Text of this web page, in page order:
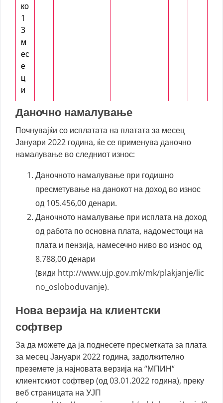
ко
1
3
м
ес
е
ц
и
Даночно намалување
Почнувајќи со исплатата на платата за месец
Јануари 2022 година, ќе се применува даночно
намалување во следниот износ:
Даночното намалување при годишно
пресметување на данокот на доход во износ
од 105.456,00 денари.
Даночното намалување при исплата на доход
од работа по основна плата, надоместоци на
плата и пензија, намесечно ниво во износ од
8.788,00 денари
(види http://www.ujp.gov.mk/mk/plakjanje/lic
no_osloboduvanje).
Нова верзија на клиентски
софтвер
За да можете да ја поднесете пресметката за плата
за месец Јануари 2022 година, задолжително
преземете ја најновата верзија на “МПИН“
клиентскиот софтвер (од 03.01.2022 година), преку
веб страницата на УЈП